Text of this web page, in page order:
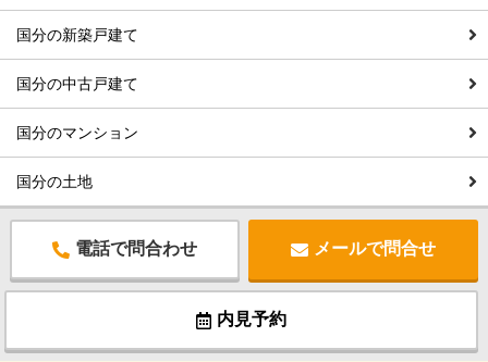
国分の新築戸建て
国分の中古戸建て
国分のマンション
国分の土地
電話で問合わせ メールで問合せ
内見予約